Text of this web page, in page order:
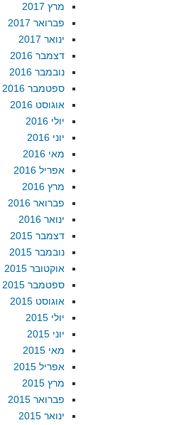
מרץ 2017
פברואר 2017
ינואר 2017
דצמבר 2016
נובמבר 2016
ספטמבר 2016
אוגוסט 2016
יולי 2016
יוני 2016
מאי 2016
אפריל 2016
מרץ 2016
פברואר 2016
ינואר 2016
דצמבר 2015
נובמבר 2015
אוקטובר 2015
ספטמבר 2015
אוגוסט 2015
יולי 2015
יוני 2015
מאי 2015
אפריל 2015
מרץ 2015
פברואר 2015
ינואר 2015